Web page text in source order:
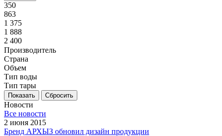
350
863
1 375
1 888
2 400
Производитель
Страна
Объем
Тип воды
Тип тары
Сбросить
Новости
Все новости
2 июня 2015
Бренд АРХЫЗ обновил дизайн продукции